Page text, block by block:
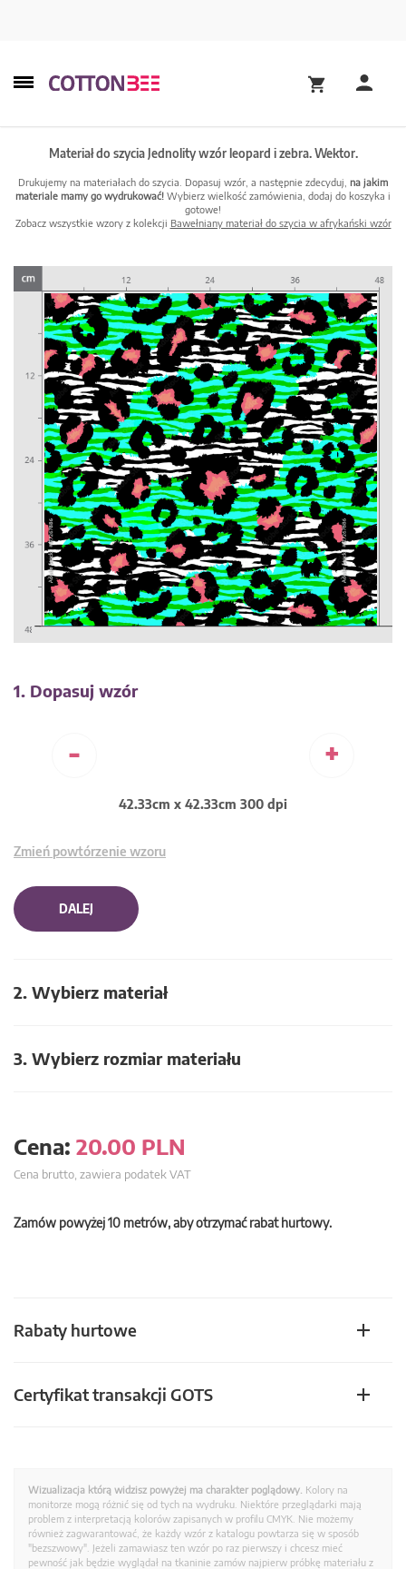
Materiał do szycia Jednolity wzór leopard i zebra. Wektor.
Drukujemy na materiałach do szycia. Dopasuj wzór, a następnie zdecyduj, na jakim
materiale mamy go wydrukować! Wybierz wielkość zamówienia, dodaj do koszyka i
gotowe!
Zobacz wszystkie wzory z kolekcji Bawełniany materiał do szycia w afrykański wzór
1. Dopasuj wzór
- +
42.33cm x 42.33cm 300 dpi
Zmień powtórzenie wzoru
DALEJ
2. Wybierz materiał
3. Wybierz rozmiar materiału
Cena: 20.00 PLN
Cena brutto, zawiera podatek VAT
Zamów powyżej 10 metrów, aby otrzymać rabat hurtowy.
Rabaty hurtowe
Certyfikat transakcji GOTS
Wizualizacja którą widzisz powyżej ma charakter poglądowy. Kolory na
monitorze mogą różnić się od tych na wydruku. Niektóre przeglądarki mają
problem z interpretacją kolorów zapisanych w profilu CMYK. Nie możemy
również zagwarantować, że każdy wzór z katalogu powtarza się w sposób
"bezszwowy". Jeżeli zamawiasz ten wzór po raz pierwszy i chcesz mieć
pewność jak będzie wyglądał na tkaninie zamów najpierw próbkę materiału z